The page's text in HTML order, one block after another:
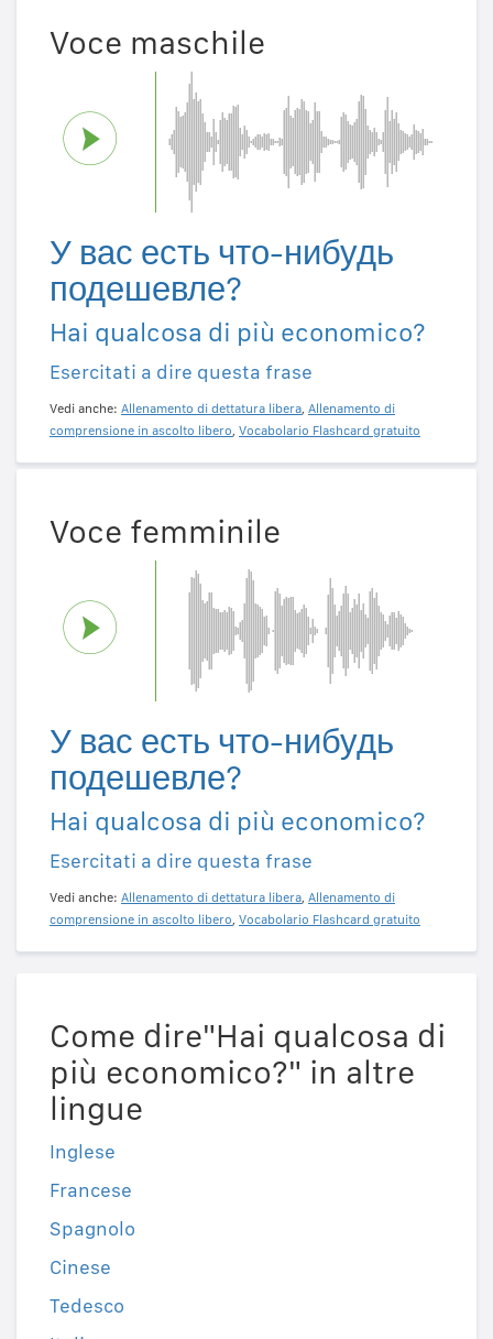
Voce maschile
У вас есть что-нибудь
подешевле?
Hai qualcosa di più economico?
Esercitati a dire questa frase
Vedi anche: Allenamento di dettatura libera, Allenamento di
comprensione in ascolto libero, Vocabolario Flashcard gratuito
Voce femminile
У вас есть что-нибудь
подешевле?
Hai qualcosa di più economico?
Esercitati a dire questa frase
Vedi anche: Allenamento di dettatura libera, Allenamento di
comprensione in ascolto libero, Vocabolario Flashcard gratuito
Come dire"Hai qualcosa di
più economico?" in altre
lingue
Inglese
Francese
Spagnolo
Cinese
Tedesco